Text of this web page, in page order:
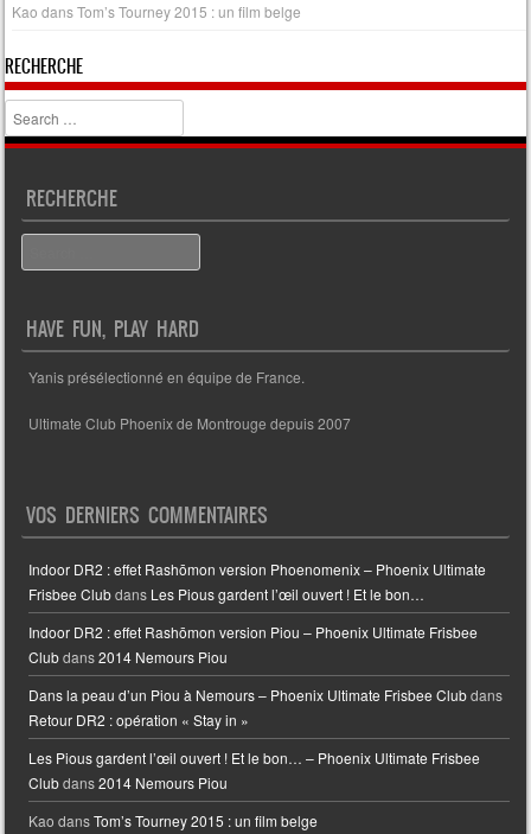
Kao dansTom’s Tourney 2015 : un film belge
RECHERCHE
Search
RECHERCHE
HAVE FUN, PLAY HARD
Yanis présélectionné en équipe de France.
Ultimate Club Phoenix de Montrouge depuis 2007
VOS DERNIERS COMMENTAIRES
Indoor DR2 : effet Rashōmon version Phoenomenix – Phoenix Ultimate
Frisbee Clubdans Les Pious gardent l’œil ouvert ! Et le bon…
Indoor DR2 : effet Rashōmon version Piou – Phoenix Ultimate Frisbee
Clubdans2014 Nemours Piou
Dans la peau d’un Piou à Nemours – Phoenix Ultimate Frisbee Clubdans
Retour DR2 : opération « Stay in »
Les Pious gardent l’œil ouvert ! Et le bon… – Phoenix Ultimate Frisbee
Clubdans2014 Nemours Piou
Kao dansTom’s Tourney 2015 : un film belge